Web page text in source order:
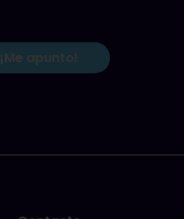
¡Me apunto!